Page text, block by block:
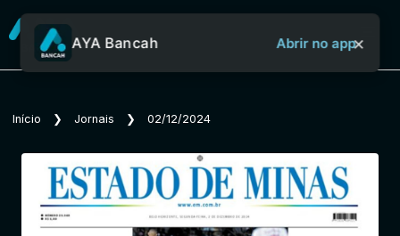
Sobre o Aya Bancah
Início
AYA Bancah Abrir no app×
Início ❯ Jornais ❯ 02/12/2024